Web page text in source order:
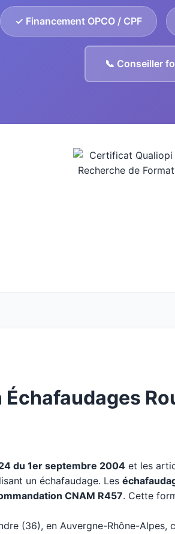
✓ Financement OPCO / CPF
📞 Conseiller
du 1er septembre 2004 et les
un échafaudage. Les
CNAM R457. Cette
(36), en Auvergne-Rhône-Alpes,